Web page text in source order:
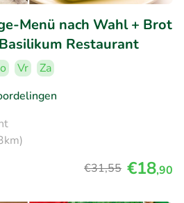
Menü nach Wahl + Brot
Restaurant
Vr
Za
€31,55 €18,90